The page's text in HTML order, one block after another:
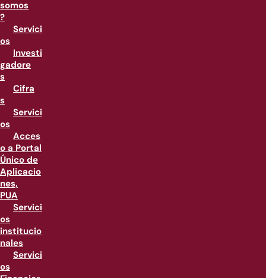
somos
?
Servici
os
Investi
gadore
s
Cifra
s
Servici
os
Acces
o a Portal
Único de
Aplicacio
nes,
PUA
Servici
os
institucio
nales
Servici
os